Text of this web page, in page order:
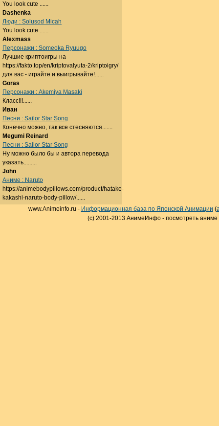
You look cute ......
Dashenka
Люди : Solusod Micah
You look cute ......
Alexmass
Персонажи : Someoka Ryuugo
Лучшие криптоигры на
https://fakto.top/en/kriptovalyuta-2/kriptoigry/
для вас - играйте и выигрывайте!......
Goras
Персонажи : Akemiya Masaki
Класс!!!......
Иван
Песни : Sailor Star Song
Конечно можно, так все стесняются.......
Megumi Reinard
Песни : Sailor Star Song
Ну можно было бы и автора перевода
указать.........
John
Аниме : Naruto
https://animebodypillows.com/product/hatake-
kakashi-naruto-body-pillow/......
www.Animeinfo.ru - Информационная база по Японской Анимации (
(c) 2001-2013 АнимеИнфо - посмотреть аниме